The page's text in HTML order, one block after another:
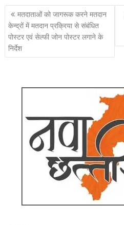
पोस्ट
नेविगेशन
मतदाताओं को जागरूक करने मतदान
केन्द्रों में मतदान प्रक्रिया से संबंधित
पोस्टर एवं सेल्फी जोन पोस्टर लगाने के
निर्देश